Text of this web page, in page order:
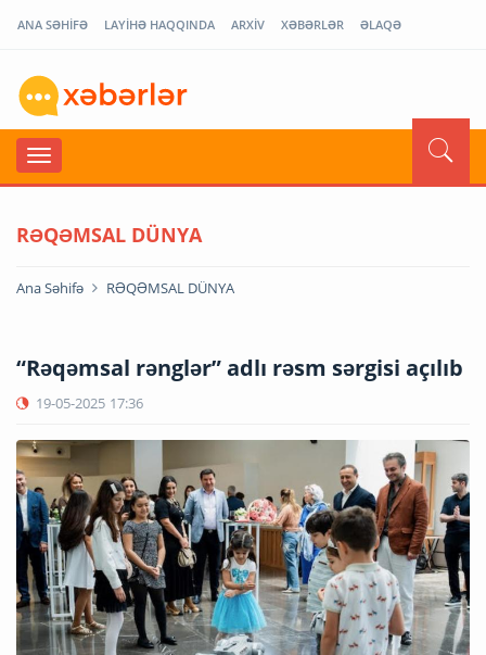
ANA SƏHİFƏ LAYİHƏ HAQQINDA ARXİV XƏBƏRLƏR ƏLAQƏ
RƏQƏMSAL DÜNYA
Ana Səhifə RƏQƏMSAL DÜNYA
“Rəqəmsal rənglər” adlı rəsm sərgisi açılıb
19-05-2025 17:36